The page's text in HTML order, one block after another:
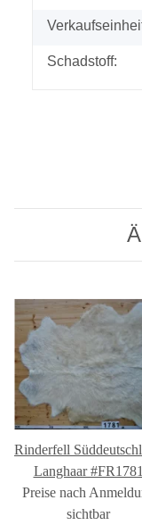
Schadstoff:
Rinderfell
Langhaar #FR1781
Preise nach
sichtbar